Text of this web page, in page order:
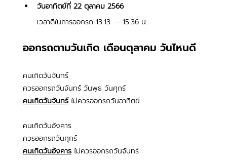
วันอาทิตย์ที่ 22 ตุลาคม 2566
เวลาดีในการออกรถ 13.13  – 15.36 น.
ออกรถตามวันเกิด เดือนตุลาคม วันไหนดี
คนเกิดวันจันทร์
ควรออกรถวันจันทร์ วันพุธ วันศุกร์
คนเกิดวันจันทร์ ไม่ควรออกรถวันอาทิตย์
คนเกิดวันอังคาร
ควรออกรถวันศุกร์
คนเกิดวันอังคาร ไม่ควรออกรถวันจันทร์